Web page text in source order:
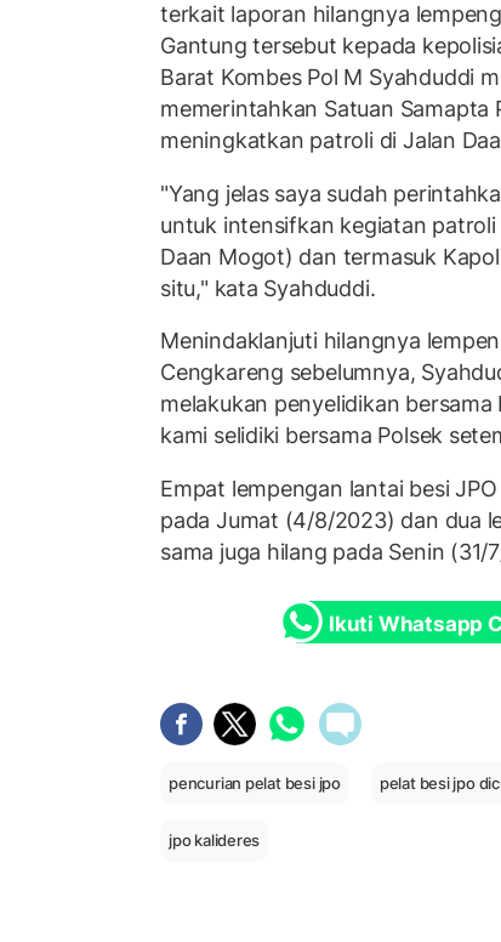
terkait laporan hilangnya
Gantung tersebut kepada
Barat Kombes Pol M Syahduddi
memerintahkan Satuan
meningkatkan patroli di Jalan
"Yang jelas saya sudah
untuk intensifkan kegiatan
Daan Mogot) dan termasuk
situ," kata Syahduddi.
Menindaklanjuti hilangnya
Cengkareng sebelumnya,
melakukan penyelidikan
kami selidiki bersama Polsek
Empat lempengan lantai besi
pada Jumat (4/8/2023) dan dua
sama juga hilang pada Senin (31/
Ikuti Whatsapp
pencurian pelat besi jpo pelat besi jpo
jpo kalideres